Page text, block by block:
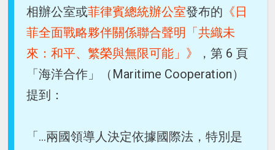
相辦公室或菲律賓總統辦公室發布的 《日
菲全面戰略夥伴關係聯合聲明「共織未
來：和平、繁榮與無限可能」》
，第 6 頁
「海洋合作」（Maritime Cooperation）
提到：
「...兩國領導人決定依據國際法，特別是